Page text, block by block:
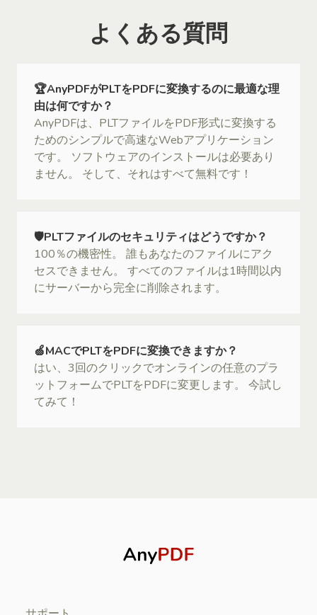
よくある質問
🏆AnyPDFがPLTをPDFに変換するのに最適な理
由は何ですか？
AnyPDFは、PLTファイルをPDF形式に変換する
ためのシンプルで高速なWebアプリケーション
です。 ソフトウェアのインストールは必要あり
ません。 そして、それはすべて無料です！
🛡PLTファイルのセキュリティはどうですか？
100％の機密性。 誰もあなたのファイルにアク
セスできません。 すべてのファイルは1時間以内
にサーバーから完全に削除されます。
🍏MACでPLTをPDFに変換できますか？
はい、3回のクリックでオンラインの任意のプラ
ットフォームでPLTをPDFに変更します。 今試し
てみて！